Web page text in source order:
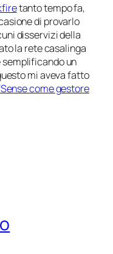
tanto tempo fa,
di provarlo
disservizi della
la rete casalinga
semplificando un
mi aveva fatto
come gestore